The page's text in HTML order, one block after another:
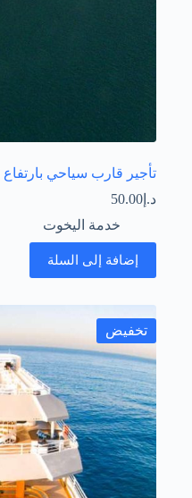
تأجير قارب سياحي بارتفاع 35 قدمًا في دبي
د.إ 50.00
خدمة اليخوت
إضافة إلى السلة
تخفيض